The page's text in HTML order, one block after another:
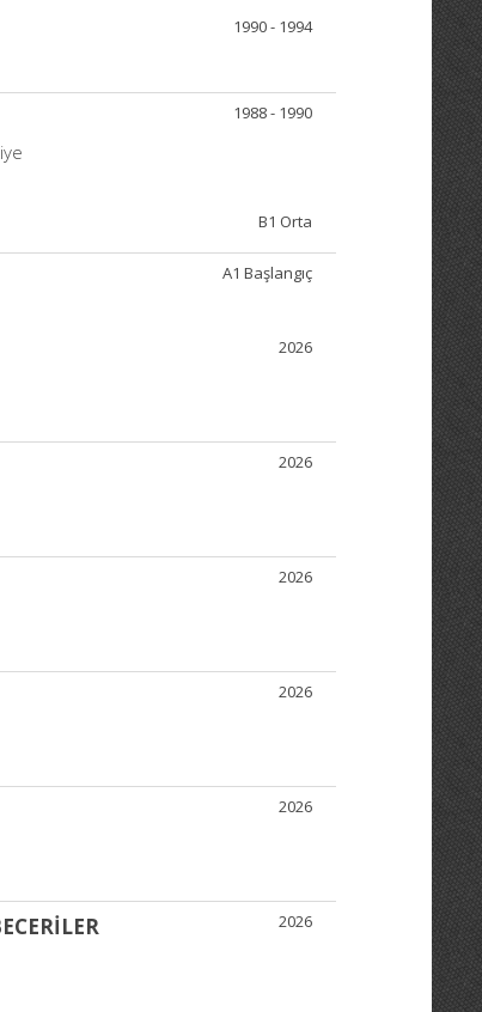
1990 - 1994
1988 - 1990
B1 Orta
A1 Başlangıç
2026
2026
2026
2026
2026
2026